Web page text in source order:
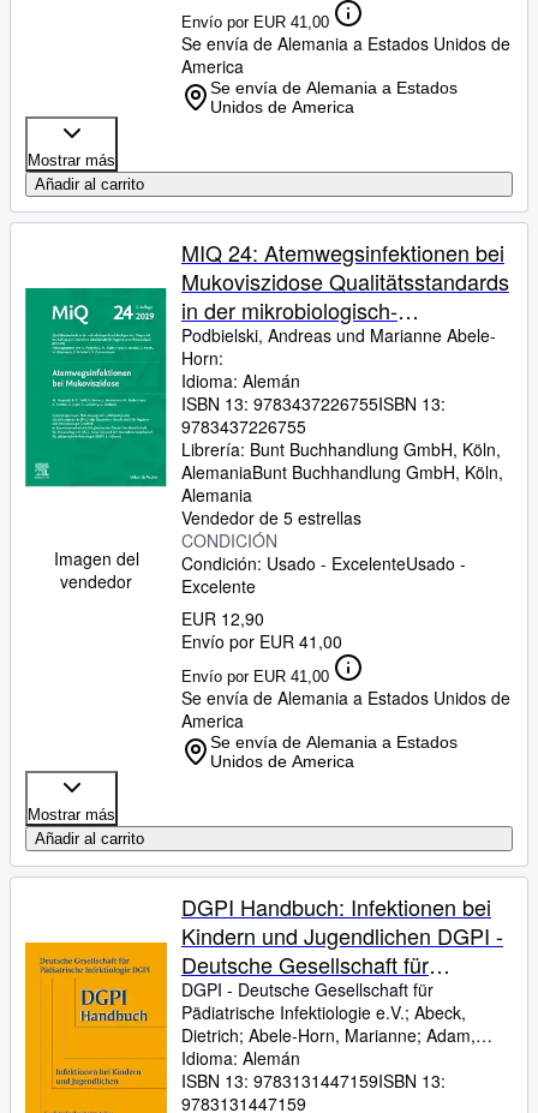
Envío por EUR 41,00
Se envía de Alemania a Estados Unidos de
America
Se envía de Alemania a Estados
Unidos de America
Mostrar más
Añadir al carrito
Imagen del
vendedor
MIQ 24: Atemwegsinfektionen bei
Mukoviszidose Qualitätsstandards
in der mikrobiologisch-
infektiologischen Diagnostik
Podbielski, Andreas und Marianne Abele-
Horn:
Idioma: Alemán
ISBN 13: 9783437226755ISBN 13:
9783437226755
Librería: Bunt Buchhandlung GmbH, Köln,
AlemaniaBunt Buchhandlung GmbH, Köln,
Alemania
Vendedor de 5 estrellas
CONDICIÓN
Condición: Usado - ExcelenteUsado -
Excelente
EUR 12,90
Envío por EUR 41,00
Envío por EUR 41,00
Se envía de Alemania a Estados Unidos de
America
Se envía de Alemania a Estados
Unidos de America
Mostrar más
Añadir al carrito
DGPI Handbuch: Infektionen bei
Kindern und Jugendlichen DGPI -
Deutsche Gesellschaft für
Pädiatrische Infektiologie e.V.;
Abeck, Dietrich; Abele-Horn,
Marianne; Adam, Rüdiger; Aebi,
Christoph; Apostolidou, S.;
DGPI - Deutsche Gesellschaft für
Pädiatrische Infektiologie e.V.; Abeck,
Dietrich; Abele-Horn, Marianne; Adam,
Rüdiger ;Aebi, Christoph
Ballmann, Manfred;Barker, Michael
Bartmann, Peter
Idioma: Alemán
ISBN 13: 9783131447159ISBN 13:
9783131447159